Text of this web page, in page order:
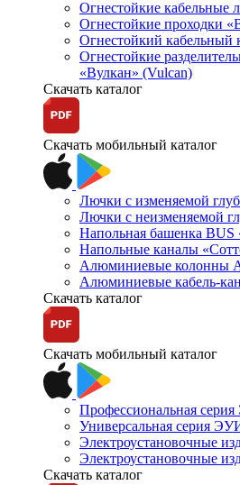
Огнестойкие кабельные
Огнестойкие проходки
Огнестойкий кабельный
Огнестойкие
«Вулкан» (Vulcan)
Скачать каталог
Скачать мобильный каталог
Лючки с изменяемой
Лючки с неизменяемой
Напольная башенка BUS
Напольные каналы
Алюминиевые колонны
Алюминиевые кабель-
Скачать каталог
Скачать мобильный каталог
Профессиональная
Универсальная серия
Электроустановочные
Электроустановочные
Скачать каталог